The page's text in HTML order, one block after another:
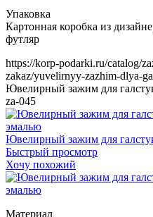
https://korp-podarki.ru/catalog/
zakaz/yuvelirnyy-zazhim-dlya-
Ювелирный зажим для
za-045
Ювелирный зажим для
Быстрый просмотр
Хочу похожий